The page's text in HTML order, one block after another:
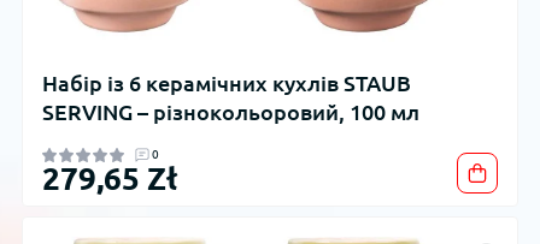
Набір із 6 керамічних кухлів STAUB
SERVING – різнокольоровий, 100 мл
0
279,65 Zł